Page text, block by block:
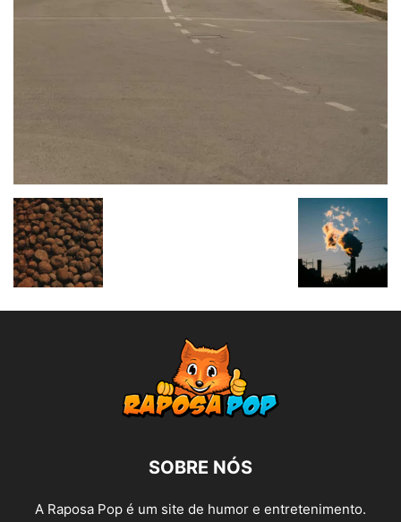
SOBRE NÓS
A Raposa Pop é um site de humor e entretenimento.